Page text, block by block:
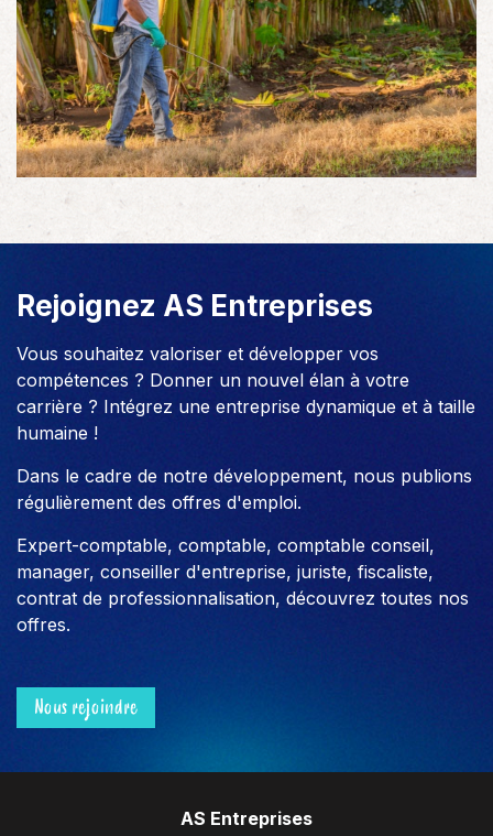
Rejoignez AS Entreprises
Vous souhaitez valoriser et développer vos
compétences ? Donner un nouvel élan à votre
carrière ? Intégrez une entreprise dynamique et à taille
humaine !
Dans le cadre de notre développement, nous publions
régulièrement des offres d'emploi.
Expert-comptable, comptable, comptable conseil,
manager, conseiller d'entreprise, juriste, fiscaliste,
contrat de professionnalisation, découvrez toutes nos
offres.
Nous rejoindre
AS Entreprises